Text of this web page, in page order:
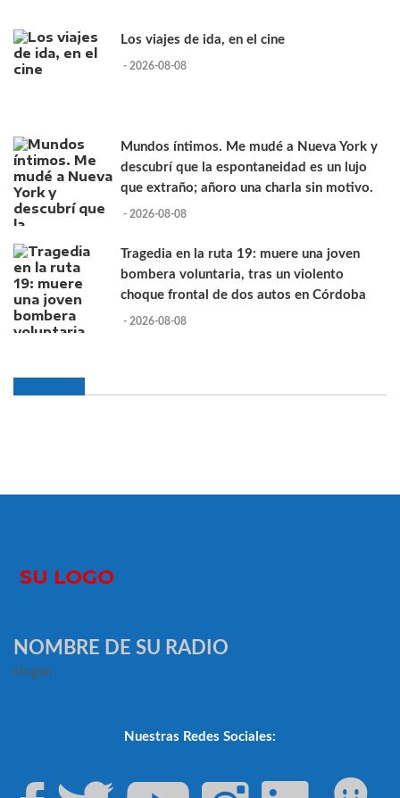
Los viajes de ida, en el cine
- 2026-08-08
Mundos íntimos. Me mudé a Nueva York y
descubrí que la espontaneidad es un lujo
que extraño; añoro una charla sin motivo.
- 2026-08-08
Tragedia en la ruta 19: muere una joven
bombera voluntaria, tras un violento
choque frontal de dos autos en Córdoba
- 2026-08-08
NOMBRE DE SU RADIO
slogan
Nuestras Redes Sociales: